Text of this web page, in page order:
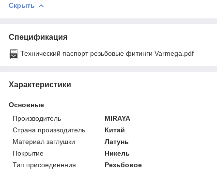
Скрыть
Спецификация
Технический паспорт резьбовые фитинги Varmega.pdf
Характеристики
Основные
Производитель
MIRAYA
Страна производитель
Китай
Материал заглушки
Латунь
Покрытие
Никель
Тип присоединения
Резьбовое